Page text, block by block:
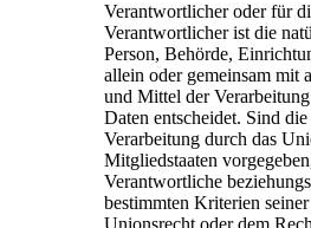
Verantwortlicher oder für
Verantwortlicher ist die
Person, Behörde,
allein oder gemeinsam mit
und Mittel der
Daten entscheidet. Sind
Verarbeitung durch das
Mitgliedstaaten
Verantwortliche
bestimmten Kriterien
Unionsrecht oder dem